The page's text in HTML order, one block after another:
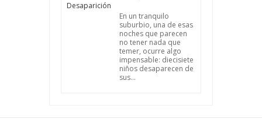
En un tranquilo
suburbio, una de esas
noches que parecen
no tener nada que
temer, ocurre algo
impensable: diecisiete
niños desaparecen de
sus...